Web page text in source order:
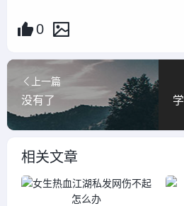
0
上一篇
没有了
相关文章